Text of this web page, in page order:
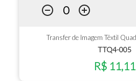
Transfer de Imagem Têxtil
TTQ4-005
R$ 11,11